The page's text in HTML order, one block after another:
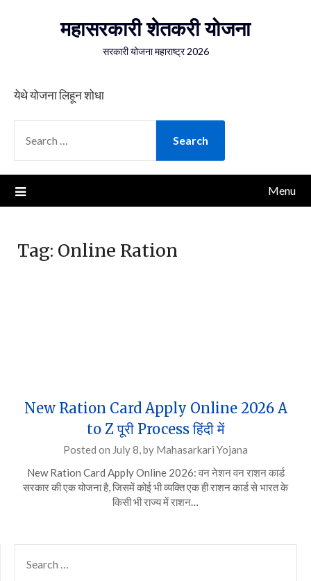
महासरकारी शेतकरी योजना
सरकारी योजना महाराष्ट्र 2026
येथे योजना लिहून शोधा
FOR:
Menu
Tag: Online Ration
New Ration Card Apply Online 2026 A
to Z पूरी Process हिंदी में
Posted on July 8,by Mahasarkari Yojana
New Ration Card Apply Online 2026: वन नेशन वन राशन कार्ड
सरकार की एक योजना है, जिसमें कोई भी व्यक्ति एक ही राशन कार्ड से भारत के
किसी भी राज्य में राशन…
FOR: